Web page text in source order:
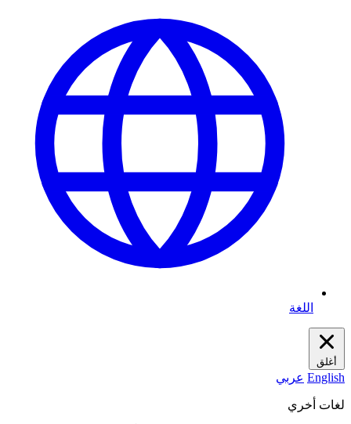
اللغة
أغلق
English عربي
لغات أخري